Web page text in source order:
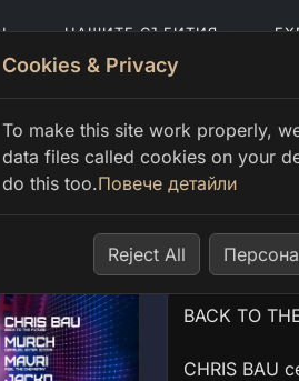
НАШИТЕ СЪБИТИЯ
CHRIS
Sat 20 Jun,
BACK TO
CHRIS BAU
Cookies & Privacy
To make this site work properly,
data files called cookies on your
do this too.Повече детайли
Reject All